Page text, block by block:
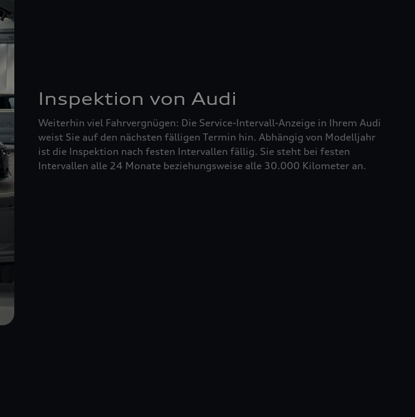
Inspektion von Audi
Weiterhin viel Fahrvergnügen: Die Service-Intervall-Anzeige in Ihrem Audi
weist Sie auf den nächsten fälligen Termin hin. Abhängig von Modelljahr
ist die Inspektion nach festen Intervallen fällig. Sie steht bei festen
Intervallen alle 24 Monate beziehungsweise alle 30.000 Kilometer an.